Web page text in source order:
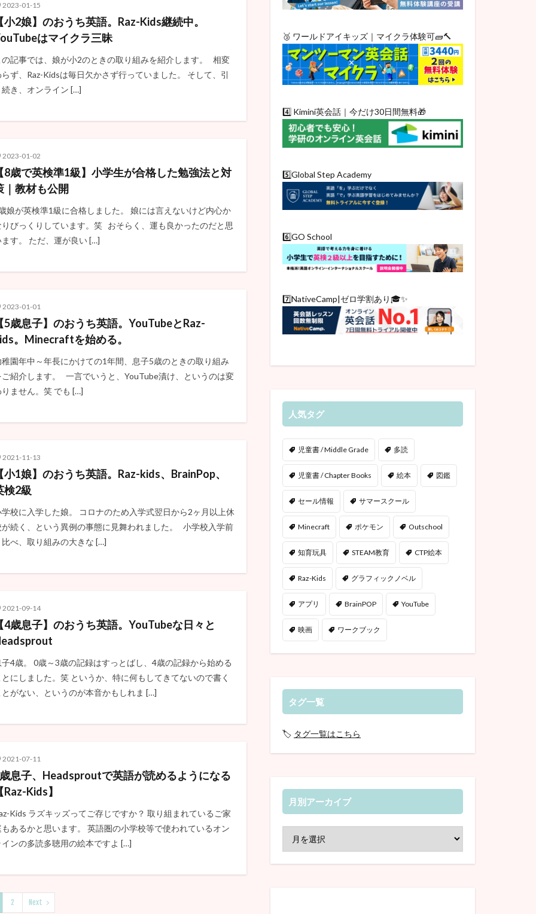
2023-01-15
小2娘】のおうち英語。Raz-Kids継続中。
はマイクラ三昧
の記事では、娘が小2のときの取り組みを紹介します。 相変
らず、Raz-Kidsは毎日欠かさず行っていました。 そして、引
続き、オンライン […]
2023-01-02
8歳で英検準1級】小学生が合格した勉強法と対
｜教材も公開
娘が英検準1級に合格しました。 娘には言えないけど内心か
りびっくりしています。笑 おそらく、運も良かったのだと思
ます。 ただ、運が良い […]
2023-01-01
5歳息子】のおうち英語。YouTubeとRaz-
。Minecraftを始める。
稚園年中～年長にかけての1年間、息子5歳のときの取り組み
ご紹介します。 一言でいうと、YouTube漬け、というのは変
りません。笑 でも […]
2021-11-13
小1娘】のおうち英語。Raz-kids、BrainPop、
検2級
学校に入学した娘。 コロナのため入学式翌日から2ヶ月以上休
が続く、という異例の事態に見舞われました。 小学校入学前
比べ、取り組みの大きな […]
2021-09-14
4歳息子】のおうち英語。YouTubeな日々と
子4歳。 0歳～3歳の記録はすっとばし、4歳の記録から始める
とにしました。笑 というか、特に何もしてきてないので書く
とがない、というのが本音かもしれま […]
2021-07-11
息子、Headsproutで英語が読めるようになる
Raz-Kids】
Kids ラズキッズってご存じですか？ 取り組まれているご家
もあるかと思います。 英語圏の小学校等で使われているオン
インの多読多聴用の絵本ですよ […]
2 Next
🥉 ワールドアイキッズ｜マイクラ体験可🧱🔨
4️⃣ Kimini英会話｜今だけ30日間無料🎁
5️⃣Global Step Academy
6️⃣GO School
7️⃣NativeCamp|ゼロ学割あり🎓✨
人気タグ
児童書 / Middle Grade 多読
児童書 / Chapter Books 絵本 図鑑
セール情報 サマースクール
Minecraft ポケモン Outschool
知育玩具 STEAM教育 CTP絵本
Raz-Kids グラフィックノベル
アプリ BrainPOP YouTube
映画 ワークブック
タグ一覧
🏷️ タグ一覧はこちら
月別アーカイブ